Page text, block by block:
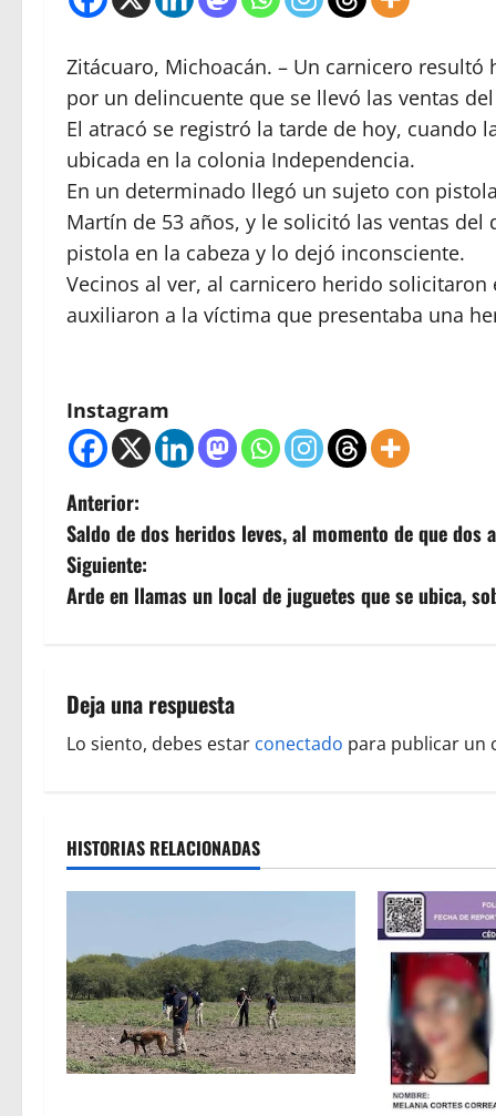
Zitácuaro, Michoacán. – Un carnicero resultó
por un delincuente que se llevó las ventas
El atracó se registró la tarde de hoy, cuando
ubicada en la colonia Independencia.
En un determinado llegó un sujeto con
Martín de 53 años, y le solicitó las ventas
pistola en la cabeza y lo dejó inconsciente.
Vecinos al ver, al carnicero herido
auxiliaron a la víctima que presentaba una
Instagram
N
a
v
g
a
i
ó
d
e
e
Anterior:
Saldo de dos heridos leves, al momento de que
Siguiente:
Arde en llamas un local de juguetes que se ubica,
Deja una respuesta
Lo siento, debes estar conectado para publicar un
HISTORIAS RELACIONADAS